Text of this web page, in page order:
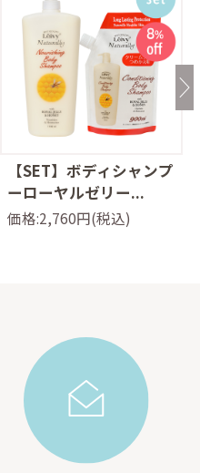
【SET】ボディシャンプ
ーローヤルゼリー...
価格:2,760円(税込)